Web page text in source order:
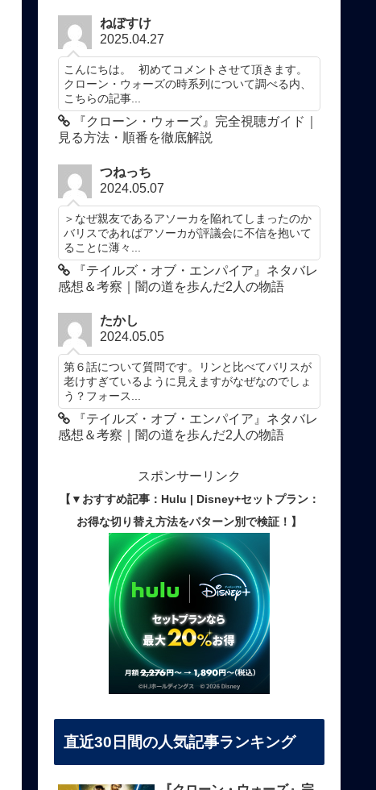
ねぼすけ
2025.04.27
こんにちは。 初めてコメントさせて頂きます。
クローン・ウォーズの時系列について調べる内、
こちらの記事...
『クローン・ウォーズ』完全視聴ガイド｜
見る方法・順番を徹底解説
つねっち
2024.05.07
＞なぜ親友であるアソーカを陥れてしまったのか
バリスであればアソーカが評議会に不信を抱いて
ることに薄々...
『テイルズ・オブ・エンパイア』ネタバレ
感想＆考察｜闇の道を歩んだ2人の物語
たかし
2024.05.05
第６話について質問です。リンと比べてバリスが
老けすぎているように見えますがなぜなのでしょ
う？フォース...
『テイルズ・オブ・エンパイア』ネタバレ
感想＆考察｜闇の道を歩んだ2人の物語
スポンサーリンク
【▼おすすめ記事：Hulu | Disney+セットプラン：
お得な切り替え方法をパターン別で検証！】
直近30日間の人気記事ランキング